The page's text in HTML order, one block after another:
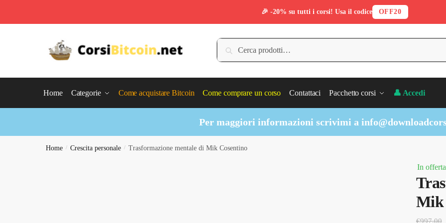
Cerca:
Cerca
Home Categorie Come acquistare Bitcoin Come comprare un corso Contattaci Pacchetto corsi 👤 Accedi
Per maggiori informazioni scrivimi a
Home / Crescita personale / Trasformazione mentale di Mik Cosentino
In
Mik
€997.00
🎉 -20% su tutti i corsi! Usa il codice OFF20